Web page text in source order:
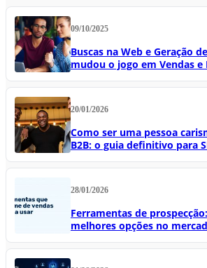
09/10/2025
Buscas na Web e Geração
mudou o jogo em Vendas
20/01/2026
Como ser uma pessoa
B2B: o guia definitivo para
28/01/2026
Ferramentas de
melhores opções no